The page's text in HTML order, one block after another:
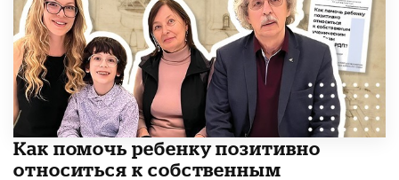
Как помочь ребенку позитивно
относиться к собственным